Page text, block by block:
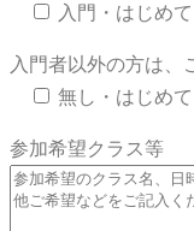
入門・はじめて
入門者以外の方は、
無し・はじめて
参加希望クラス等